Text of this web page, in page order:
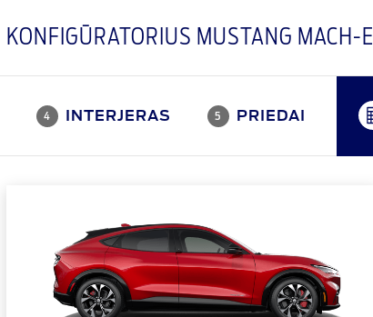
KONFIGŪRATORIUS MUSTANG MACH-E
4 INTERJERAS 5 PRIEDAI